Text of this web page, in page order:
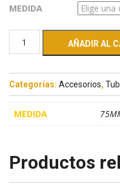
MEDIDA
AÑADIR AL
Categorías: Accesorios,
MEDIDA
Productos